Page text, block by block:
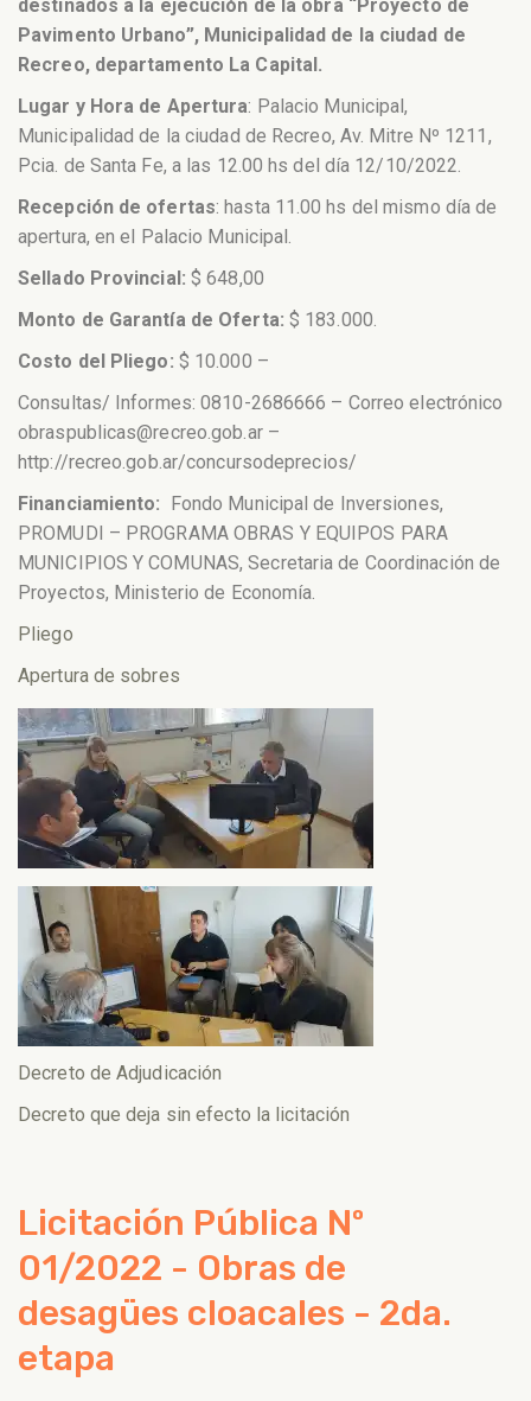
destinados a la ejecución de la obra “Proyecto de
Pavimento Urbano”, Municipalidad de la ciudad de
Recreo, departamento La Capital.
Lugar y Hora de Apertura: Palacio Municipal,
Municipalidad de la ciudad de Recreo, Av. Mitre Nº 1211,
Pcia. de Santa Fe, a las 12.00 hs del día 12/10/2022.
Recepción de ofertas: hasta 11.00 hs del mismo día de
apertura, en el Palacio Municipal.
Sellado Provincial: $ 648,00
Monto de Garantía de Oferta: $ 183.000.
Costo del Pliego: $ 10.000 –
Consultas/ Informes: 0810-2686666 – Correo electrónico
obraspublicas@recreo.gob.ar –
http://recreo.gob.ar/concursodeprecios/
Financiamiento: Fondo Municipal de Inversiones,
PROMUDI – PROGRAMA OBRAS Y EQUIPOS PARA
MUNICIPIOS Y COMUNAS, Secretaria de Coordinación de
Proyectos, Ministerio de Economía.
Pliego
Apertura de sobres
Decreto de Adjudicación
Decreto que deja sin efecto la licitación
Licitación Pública Nº
01/2022 - Obras de
desagües cloacales - 2da.
etapa